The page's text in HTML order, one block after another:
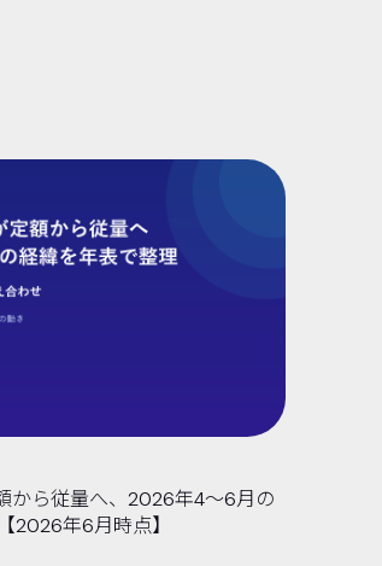
から従量へ、2026年4〜6月の
2026年6月時点】